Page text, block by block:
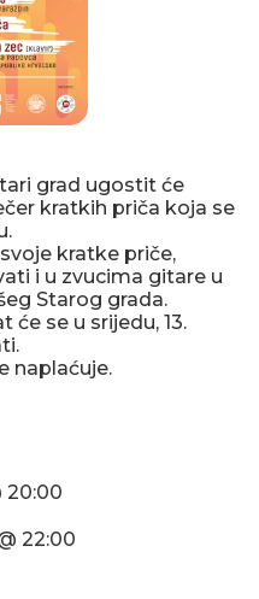
grad ugostit će
kratkih priča koja se
kratke priče,
i u zvucima gitare u
Starog grada.
će se u srijedu, 13.
naplaćuje.
20:00
22:00